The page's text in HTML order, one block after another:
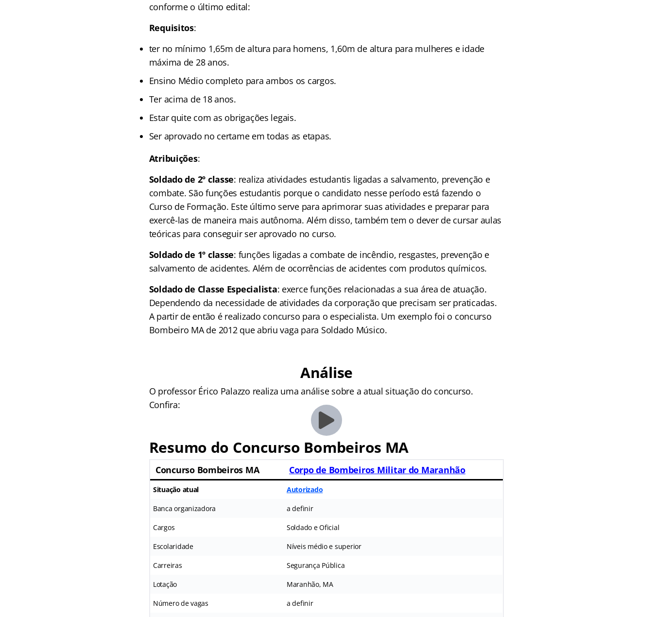
conforme o último edital:
Requisitos:
ter no mínimo 1,65m de altura para homens, 1,60m de altura para mulheres e idade
máxima de 28 anos.
Ensino Médio completo para ambos os cargos.
Ter acima de 18 anos.
Estar quite com as obrigações legais.
Ser aprovado no certame em todas as etapas.
Atribuições:
Soldado de 2º classe: realiza atividades estudantis ligadas a salvamento, prevenção e
combate. São funções estudantis porque o candidato nesse período está fazendo o
Curso de Formação. Este último serve para aprimorar suas atividades e preparar para
exercê-las de maneira mais autônoma. Além disso, também tem o dever de cursar aulas
teóricas para conseguir ser aprovado no curso.
Soldado de 1º classe: funções ligadas a combate de incêndio, resgastes, prevenção e
salvamento de acidentes. Além de ocorrências de acidentes com produtos químicos.
Soldado de Classe Especialista: exerce funções relacionadas a sua área de atuação.
Dependendo da necessidade de atividades da corporação que precisam ser praticadas.
A partir de então é realizado concurso para o especialista. Um exemplo foi o concurso
Bombeiro MA de 2012 que abriu vaga para Soldado Músico.
Análise
O professor Érico Palazzo realiza uma análise sobre a atual situação do concurso.
Confira:
Resumo do Concurso Bombeiros MA
Concurso Bombeiros MA Corpo de Bombeiros Militar do Maranhão
Situação atual Autorizado
Banca organizadora a definir
Cargos Soldado e Oficial
Escolaridade Níveis médio e superior
Carreiras Segurança Pública
Lotação Maranhão, MA
Número de vagas a definir